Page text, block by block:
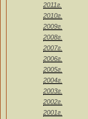
2011г.
2010г.
2009г.
2008г.
2007г.
2006г.
2005г.
2004г.
2003г.
2002г.
2001г.